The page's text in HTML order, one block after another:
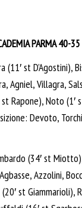
PARMA 40-
(11′ st D’Agostini),
Agniel, Villagra,
Rapone), Noto (1′
Devoto,
(34′ st
Azzolini,
st Giammarioli),